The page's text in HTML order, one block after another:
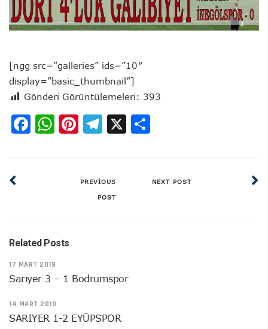
[ngg src=”galleries” ids=”10″
display=”basic_thumbnail”]
Gönderi Görüntülemeleri: 393
Facebook
WhatsApp
Pinterest
Telegram
X
PREVIOUS
POST
NEXT POST
Related Posts
17 MART 2019
Sarıyer 3 – 1 Bodrumspor
14 MART 2019
SARIYER 1-2 EYÜPSPOR